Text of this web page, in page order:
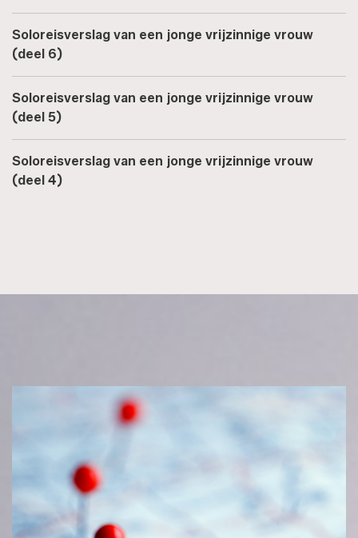
Soloreisverslag van een jonge vrijzinnige vrouw
(deel 6)
Soloreisverslag van een jonge vrijzinnige vrouw
(deel 5)
Soloreisverslag van een jonge vrijzinnige vrouw
(deel 4)